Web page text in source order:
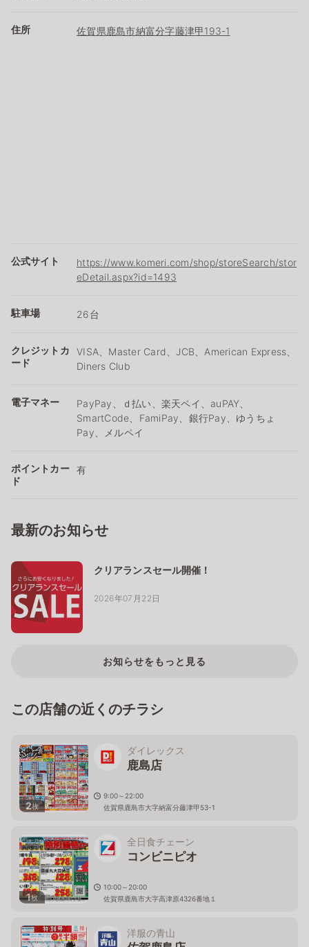
住所 佐賀県鹿島市納富分字藤津甲193-1
公式サイト
https://www.komeri.com/shop/storeSearch/stor
eDetail.aspx?id=1493
駐車場 26台
クレジットカ
ード
VISA、Master Card、JCB、American Express、
Diners Club
電子マネー
PayPay、ｄ払い、楽天ペイ、auPAY、
SmartCode、FamiPay、銀行Pay、ゆうちょ
Pay、メルペイ
ポイントカー
ド
有
最新のお知らせ
クリアランスセール開催！
2026年07月22日
お知らせをもっと見る
この店舗の近くのチラシ
2枚
ダイレックス
鹿島店
9:00～22:00
佐賀県鹿島市大字納富分藤津甲53-1
1枚
全日食チェーン
コンビニピオ
10:00～20:00
佐賀県鹿島市大字高津原4326番地１
洋服の青山